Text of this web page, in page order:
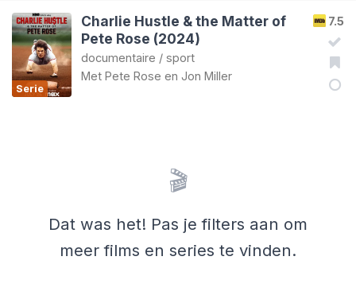
Serie
7.5
Charlie Hustle & the Matter of
Pete Rose (2024)
documentaire / sport
Met Pete Rose en Jon Miller
🎬
Dat was het! Pas je filters aan om
meer films en series te vinden.